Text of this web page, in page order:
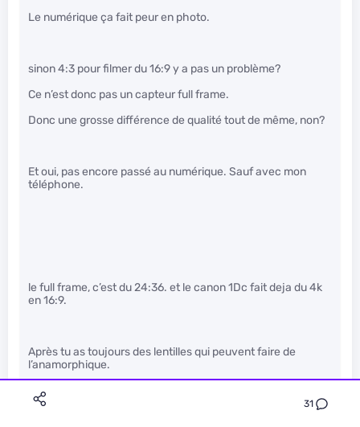
31
Le numérique ça fait peur en photo.
sinon 4:3 pour filmer du 16:9 y a pas un problème?
Ce n’est donc pas un capteur full frame.
Donc une grosse différence de qualité tout de même, non?
Et oui, pas encore passé au numérique. Sauf avec mon
téléphone.
le full frame, c’est du 24:36. et le canon 1Dc fait deja du 4k
en 16:9.
Après tu as toujours des lentilles qui peuvent faire de
l’anamorphique.